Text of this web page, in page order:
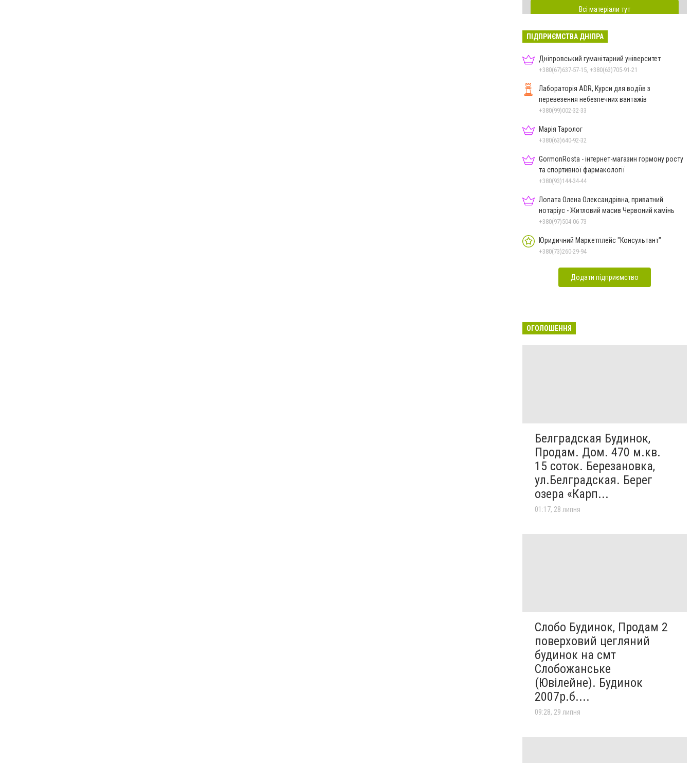
Всі матеріали тут
ПІДПРИЄМСТВА ДНІПРА
Дніпровський гуманітарний університет
+380(67)637-57-15, +380(63)705-91-21
Лабораторія ADR, Курси для водіїв з
перевезення небезпечних вантажів
+380(99)002-32-33
Марія Таролог
+380(63)640-92-32
GormonRosta - інтернет-магазин гормону росту
та спортивної фармакології
+380(93)144-34-44
Лопата Олена Олександрівна, приватний
нотаріус - Житловий масив Червоний камінь
+380(97)504-06-73
Юридичний Маркетплейс "Консультант"
+380(73)260-29-94
Додати підприємство
ОГОЛОШЕННЯ
Белградская Будинок,
Продам. Дом. 470 м.кв.
15 соток. Березановка,
ул.Белградская. Берег
озера «Карп...
01:17, 28 липня
Слобо Будинок, Продам 2
поверховий цегляний
будинок на смт
Слобожанське
(Ювілейне). Будинок
2007р.б....
09:28, 29 липня